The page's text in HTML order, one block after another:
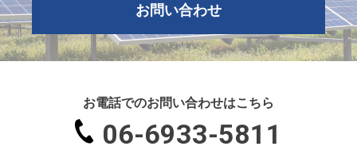
お問い合わせ
お電話でのお問い合わせはこちら
06-6933-5811